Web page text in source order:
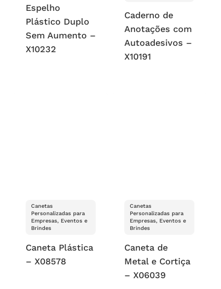
Espelho
Plástico Duplo
Sem Aumento –
X10232
Caderno de
Anotações com
Autoadesivos –
X10191
Canetas
Personalizadas para
Empresas, Eventos e
Brindes
Caneta Plástica
– X08578
Canetas
Personalizadas para
Empresas, Eventos e
Brindes
Caneta de
Metal e Cortiça
– X06039